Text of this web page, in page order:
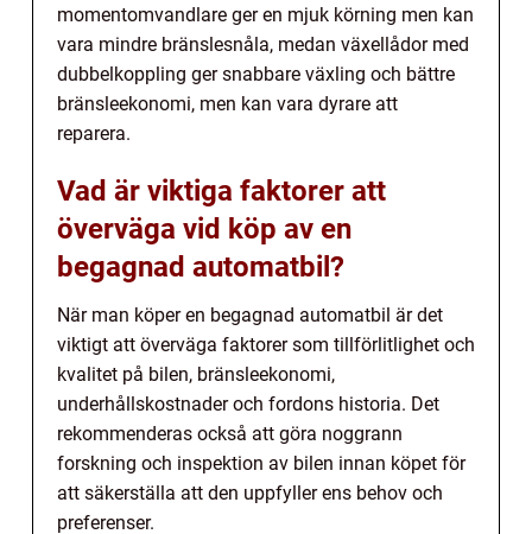
momentomvandlare ger en mjuk körning men kan
vara mindre bränslesnåla, medan växellådor med
dubbelkoppling ger snabbare växling och bättre
bränsleekonomi, men kan vara dyrare att
reparera.
Vad är viktiga faktorer att
överväga vid köp av en
begagnad automatbil?
När man köper en begagnad automatbil är det
viktigt att överväga faktorer som tillförlitlighet och
kvalitet på bilen, bränsleekonomi,
underhållskostnader och fordons historia. Det
rekommenderas också att göra noggrann
forskning och inspektion av bilen innan köpet för
att säkerställa att den uppfyller ens behov och
preferenser.